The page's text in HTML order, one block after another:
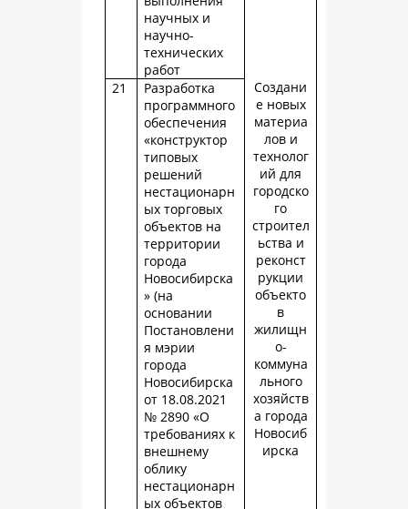
научных и
научно-
технических
работ
Создани
е новых
материа
лов и
технолог
ий для
городско
го
строител
ьства и
реконст
рукции
объекто
в
жилищн
о-
коммуна
льного
хозяйств
а города
Новосиб
ирска
21
Разработка
программного
обеспечения
«конструктор
типовых
решений
нестационарн
ых торговых
объектов на
территории
города
Новосибирска
» (на
основании
Постановлени
я мэрии
города
Новосибирска
от 18.08.2021
№ 2890 «О
требованиях к
внешнему
облику
нестационарн
ых объектов